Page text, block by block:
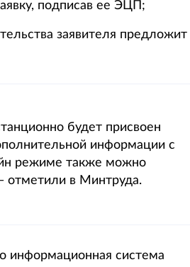
подписав ее ЭЦП;
заявителя предложит
будет присвоен
информации с
режиме также можно
отметили в Минтруда.
информационная система